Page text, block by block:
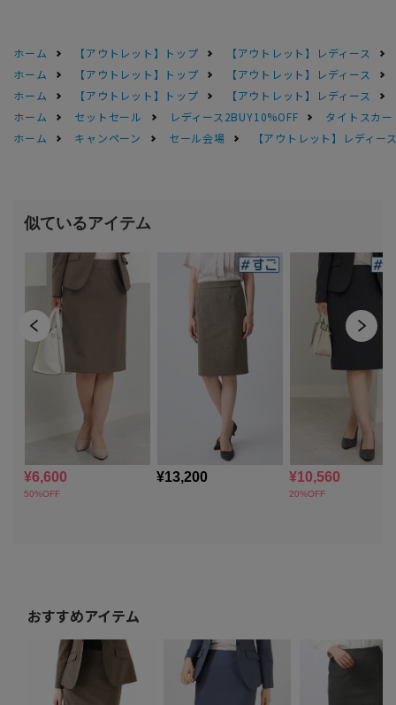
ホーム 【アウトレット】トップ
【アウトレット】レディース
ホーム
【アウトレット】トップ
【アウトレット】レディース
ホーム
【アウトレット】トップ
【アウトレット】レディース
ホーム
セットセール レディース2BUY10%OFF
タイトスカ
ホーム
キャンペーン セール会場 【アウトレット】レディー